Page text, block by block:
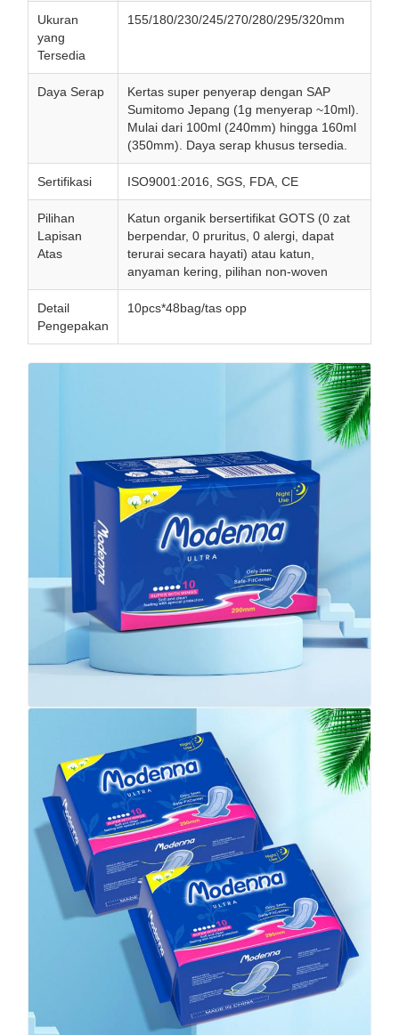
Ukuran
yang
Tersedia
155/180/230/245/270/280/295/320mm
Daya Serap
Kertas super penyerap dengan SAP
Sumitomo Jepang (1g menyerap ~10ml).
Mulai dari 100ml (240mm) hingga 160ml
(350mm). Daya serap khusus tersedia.
Sertifikasi ISO9001:2016, SGS, FDA, CE
Pilihan
Lapisan
Atas
Katun organik bersertifikat GOTS (0 zat
berpendar, 0 pruritus, 0 alergi, dapat
terurai secara hayati) atau katun,
anyaman kering, pilihan non-woven
Detail
Pengepakan
10pcs*48bag/tas opp